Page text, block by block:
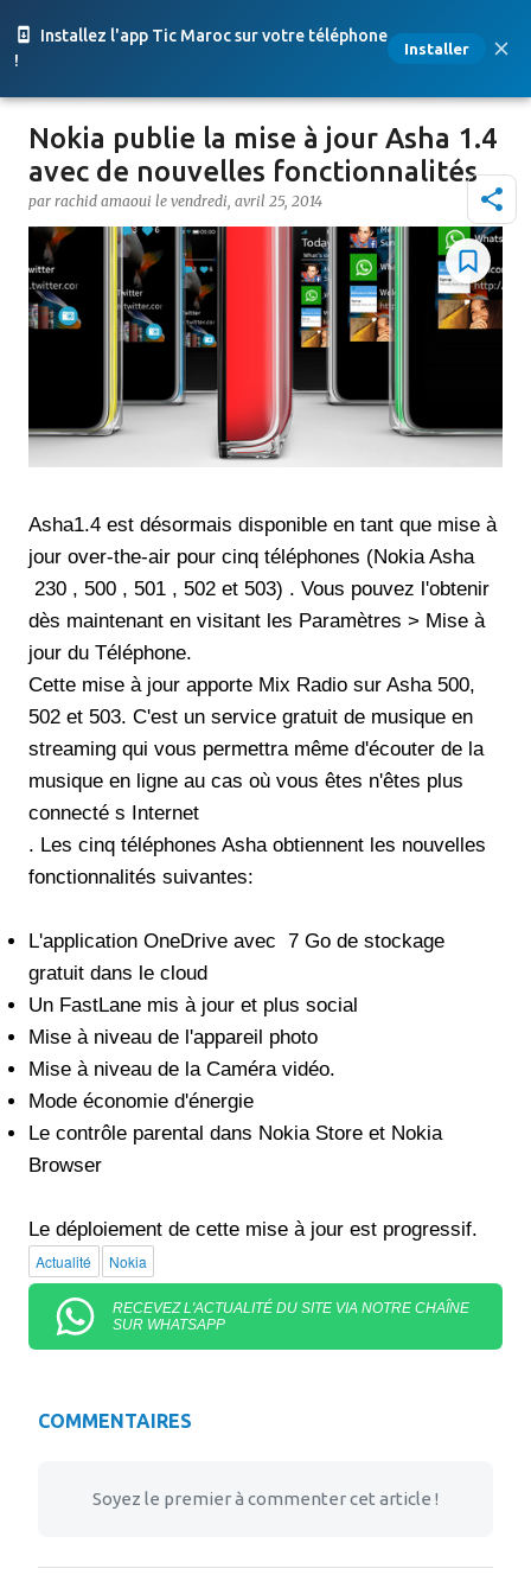
Installez l'app Tic Maroc sur votre téléphone
!
Installer
Accéder au contenu principal
Nokia publie la mise à jour Asha 1.4
avec de nouvelles fonctionnalités
par rachid amaoui le vendredi, avril 25, 2014
Asha1.4 est désormais disponible en tant que mise à
jour over-the-air pour cinq téléphones (Nokia Asha
230 , 500 , 501 , 502 et 503) . Vous pouvez l'obtenir
dès maintenant en visitant les Paramètres > Mise à
jour du Téléphone.
Cette mise à jour apporte Mix Radio sur Asha 500,
502 et 503. C'est un service gratuit de musique en
streaming qui vous permettra même d'écouter de la
musique en ligne au cas où vous êtes n'êtes plus
connecté s Internet
. Les cinq téléphones Asha obtiennent les nouvelles
fonctionnalités suivantes:
L'application OneDrive avec 7 Go de stockage
gratuit dans le cloud
Un FastLane mis à jour et plus social
Mise à niveau de l'appareil photo
Mise à niveau de la Caméra vidéo.
Mode économie d'énergie
Le contrôle parental dans Nokia Store et Nokia
Browser
Le déploiement de cette mise à jour est progressif.
Actualité Nokia
RECEVEZ L'ACTUALITÉ DU SITE VIA NOTRE CHAÎNE
SUR WHATSAPP
COMMENTAIRES
Soyez le premier à commenter cet article !